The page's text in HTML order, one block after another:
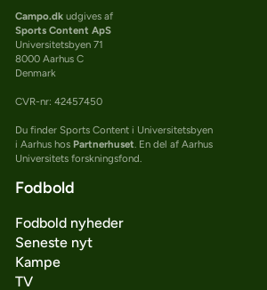
Campo.dkudgives af
Sports Content ApS
Universitetsbyen 71
8000 Aarhus C
Denmark
CVR-nr: 42457450
Du finder Sports Content i Universitetsbyen
i Aarhus hos Partnerhuset. En del af Aarhus
Universitets forskningsfond.
Fodbold
Fodbold nyheder
Seneste nyt
Kampe
TV